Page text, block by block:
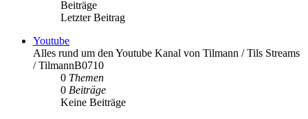
Beiträge
Letzter Beitrag
Youtube
Alles rund um den Youtube Kanal von Tilmann / Tils Streams
/ TilmannB0710
0 Themen
0 Beiträge
Keine Beiträge